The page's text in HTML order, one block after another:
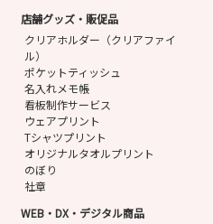
店舗グッズ・販促品
クリアホルダー（クリアファイ
ル）
ポケットティッシュ
名入れメモ帳
看板制作サービス
ウェアプリント
Tシャツプリント
オリジナルタオルプリント
のぼり
社章
WEB・DX・デジタル商品